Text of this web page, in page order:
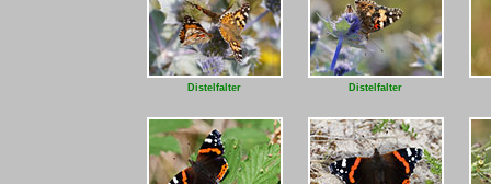
Distelfalter Distelfalter